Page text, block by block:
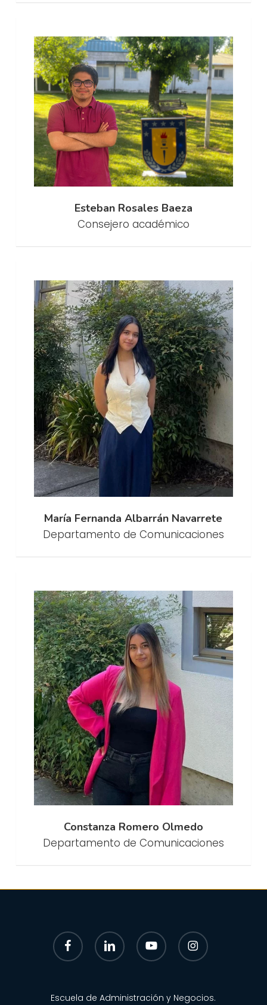
Esteban Rosales Baeza
Consejero académico
María Fernanda Albarrán Navarrete
Departamento de Comunicaciones
Constanza Romero Olmedo
Departamento de Comunicaciones
facebook linkedin youtube instagram
Escuela de Administración y Negocios.